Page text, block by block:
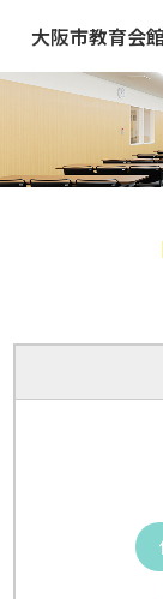
大阪市教育会